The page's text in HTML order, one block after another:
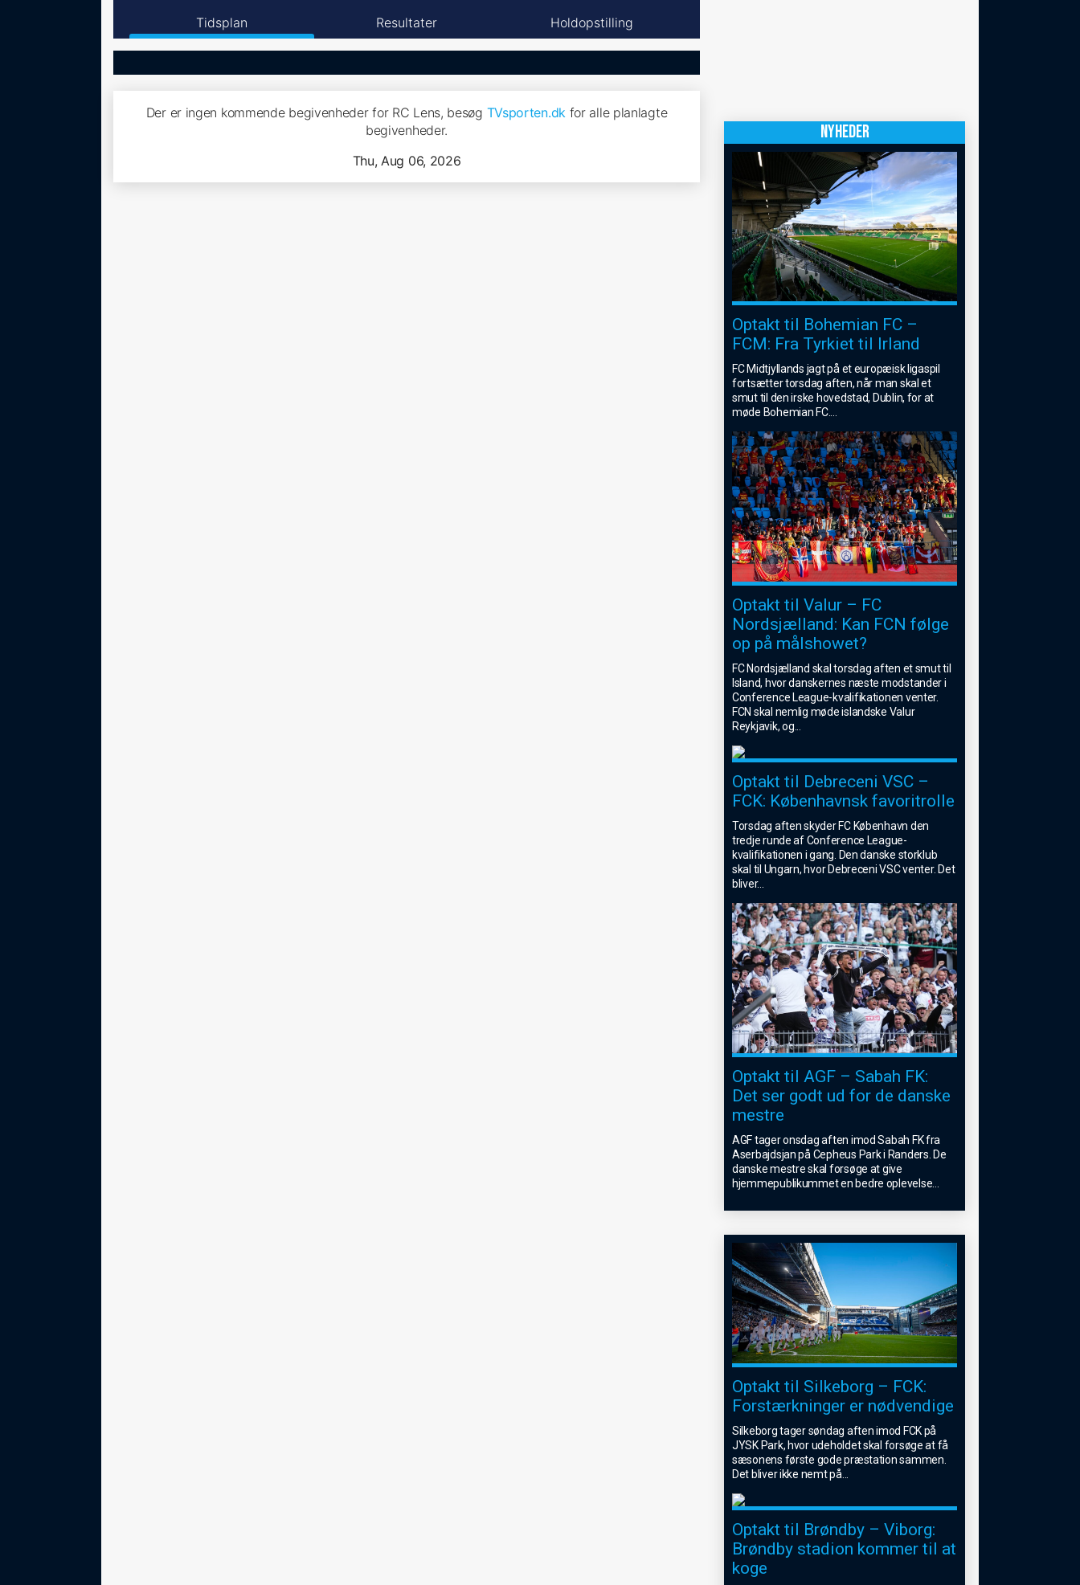
Tidsplan Resultater Holdopstilling
Der er ingen kommende begivenheder for RC Lens, besøg TVsporten.dkfor alle planlagte
begivenheder.
Thu, Aug 06, 2026
NYHEDER
Optakt til Bohemian FC –
FCM: Fra Tyrkiet til Irland
FC Midtjyllands jagt på et europæisk ligaspil
fortsætter torsdag aften, når man skal et
smut til den irske hovedstad, Dublin, for at
møde Bohemian FC....
Optakt til Valur – FC
Nordsjælland: Kan FCN følge
op på målshowet?
FC Nordsjælland skal torsdag aften et smut til
Island, hvor danskernes næste modstander i
Conference League-kvalifikationen venter.
FCN skal nemlig møde islandske Valur
Reykjavik, og...
Optakt til Debreceni VSC –
FCK: Københavnsk favoritrolle
Torsdag aften skyder FC København den
tredje runde af Conference League-
kvalifikationen i gang. Den danske storklub
skal til Ungarn, hvor Debreceni VSC venter. Det
bliver...
Optakt til AGF – Sabah FK:
Det ser godt ud for de danske
mestre
AGF tager onsdag aften imod Sabah FK fra
Aserbajdsjan på Cepheus Park i Randers. De
danske mestre skal forsøge at give
hjemmepublikummet en bedre oplevelse
Optakt til Silkeborg – FCK:
Forstærkninger er nødvendige
Silkeborg tager søndag aften imod FCK på
JYSK Park, hvor udeholdet skal forsøge at få
sæsonens første gode præstation sammen.
Det bliver ikke nemt på
Optakt til Brøndby – Viborg:
Brøndby stadion kommer til at
koge